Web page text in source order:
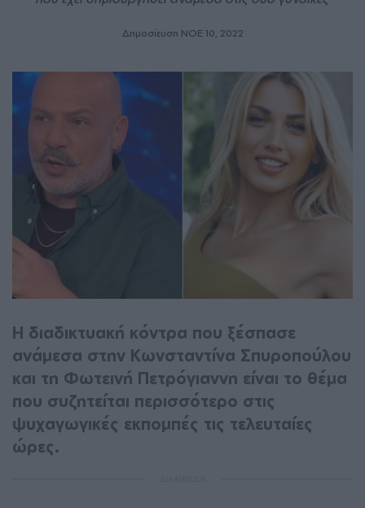
Δημοσίευση ΝΟE 10, 2022
Η διαδικτυακή κόντρα που ξέσπασε
ανάμεσα στην Κωνσταντίνα Σπυροπούλου
και τη Φωτεινή Πετρόγιαννη είναι το θέμα
που συζητείται περισσότερο στις
ψυχαγωγικές εκπομπές τις τελευταίες
ώρες.